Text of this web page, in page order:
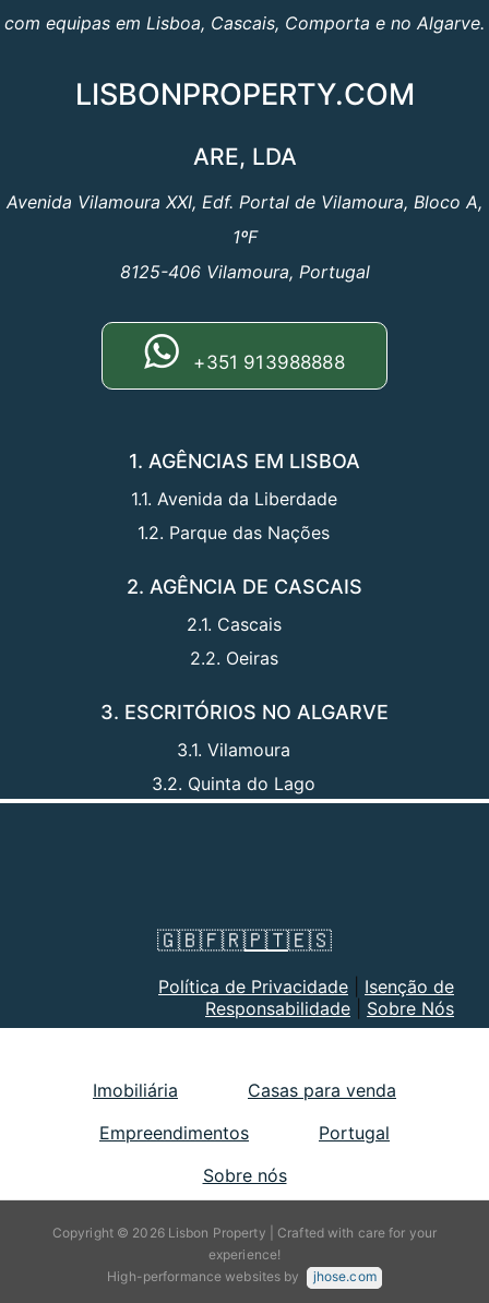
com equipas em Lisboa, Cascais, Comporta e no Algarve.
LISBONPROPERTY.COM
ARE, LDA
Avenida Vilamoura XXI, Edf. Portal de Vilamoura, Bloco A,
1ºF
8125-406 Vilamoura, Portugal
+351 913988888
1. AGÊNCIAS EM LISBOA
1.1. Avenida da Liberdade
1.2. Parque das Nações
2. AGÊNCIA DE CASCAIS
2.1. Cascais
2.2. Oeiras
3. ESCRITÓRIOS NO ALGARVE
3.1. Vilamoura
3.2. Quinta do Lago
🇬🇧🇫🇷🇵🇹🇪🇸
Política de Privacidade
Isenção de
Responsabilidade
Sobre Nós
Imobiliária
Casas para venda
Empreendimentos
Portugal
Sobre nós
Copyright © 2026 Lisbon Property | Crafted with care for your
experience!
High-performance websites by
jhose.com